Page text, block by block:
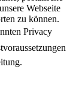
Webseite
zu können.
Privacy